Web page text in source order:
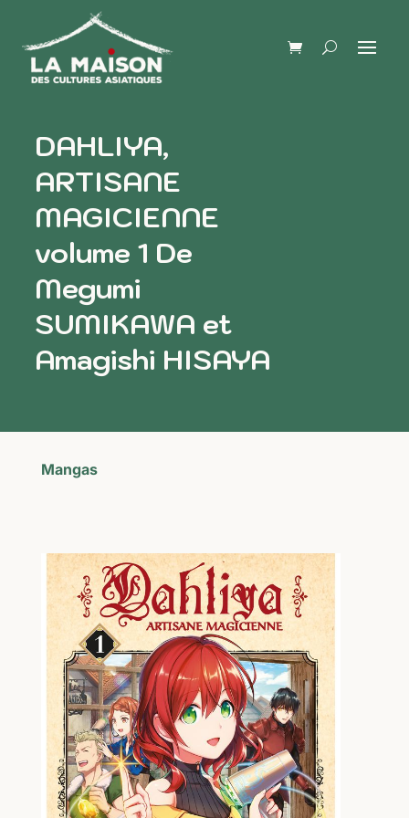
DAHLIYA,
ARTISANE
MAGICIENNE
volume 1 De
Megumi
SUMIKAWA et
Amagishi HISAYA
Mangas